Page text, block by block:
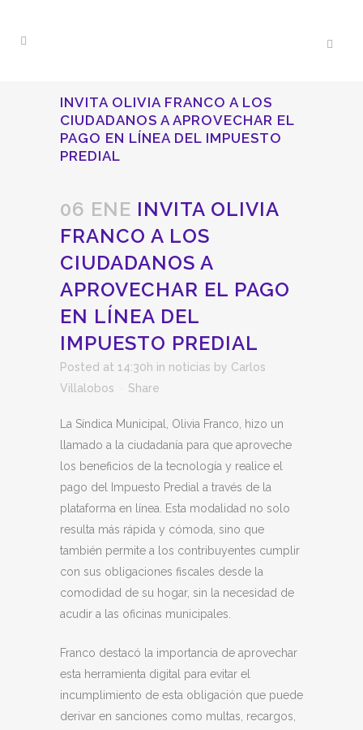
INVITA OLIVIA FRANCO A LOS
CIUDADANOS A APROVECHAR EL
PAGO EN LÍNEA DEL IMPUESTO
PREDIAL
06 ENE INVITA OLIVIA
FRANCO A LOS
CIUDADANOS A
APROVECHAR EL PAGO
EN LÍNEA DEL
IMPUESTO PREDIAL
Posted at 14:30h in noticias by Carlos
Villalobos
Share
La Síndica Municipal, Olivia Franco, hizo un
llamado a la ciudadanía para que aproveche
los beneficios de la tecnología y realice el
pago del Impuesto Predial a través de la
plataforma en línea. Esta modalidad no solo
resulta más rápida y cómoda, sino que
también permite a los contribuyentes cumplir
con sus obligaciones fiscales desde la
comodidad de su hogar, sin la necesidad de
acudir a las oficinas municipales.
Franco destacó la importancia de aprovechar
esta herramienta digital para evitar el
incumplimiento de esta obligación que puede
derivar en sanciones como multas, recargos,